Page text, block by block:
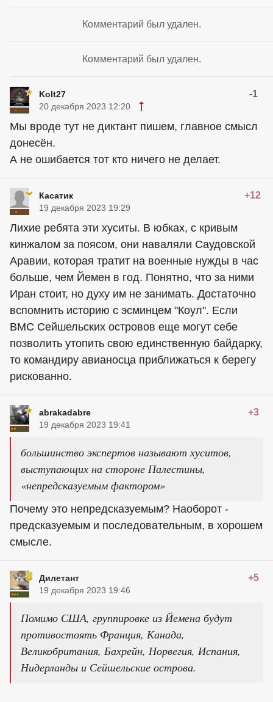
Комментарий был удален.
Комментарий был удален.
Kolt27 -1
20 декабря 2023 12:20
Мы вроде тут не диктант пишем, главное смысл
донесён.
А не ошибается тот кто ничего не делает.
Касатик +12
19 декабря 2023 19:29
Лихие ребята эти хуситы. В юбках, с кривым
кинжалом за поясом, они наваляли Саудовской
Аравии, которая тратит на военные нужды в час
больше, чем Йемен в год. Понятно, что за ними
Иран стоит, но духу им не занимать. Достаточно
вспомнить историю с эсминцем "Коул". Если
ВМС Сейшельских островов еще могут себе
позволить утопить свою единственную байдарку,
то командиру авианосца приближаться к берегу
рискованно.
abrakadabre +3
19 декабря 2023 19:41
большинство экспертов называют хуситов,
выступающих на стороне Палестины,
«непредсказуемым фактором»
Почему это непредсказуемым? Наоборот -
предсказуемым и последовательным, в хорошем
смысле.
Дилетант +5
19 декабря 2023 19:46
Помимо США, группировке из Йемена будут
противостоять Франция, Канада,
Великобритания, Бахрейн, Норвегия, Испания,
Нидерланды и Сейшельские острова.